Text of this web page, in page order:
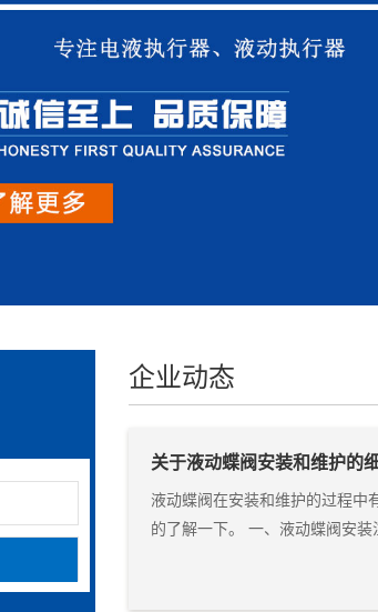
企业动态
关于液动蝶阀安装和维护的
液动蝶阀在安装和维护的过程中
的了解一下。 一、液动蝶阀安